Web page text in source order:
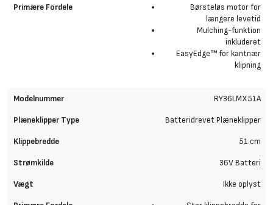
Børsteløs motor for
længere levetid
Mulching-funktion
inkluderet
EasyEdge™ for kantnær
klipning
RY36LMX51A
Batteridrevet Plæneklipper
51 cm
36V Batteri
Ikke oplyst